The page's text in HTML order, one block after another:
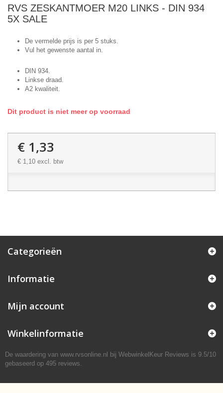
RVS ZESKANTMOER M20 LINKS - DIN 934
5X SALE
De vermelde prijs is per 5 stuks.
Vul het gewenste aantal in.
DIN 934.
Linkse draad.
A2 kwaliteit.
Dit product is niet meer op voorraad
€ 1,33
€ 1,10 excl. btw
Categorieën
Informatie
Mijn account
Winkelinformatie
De waardering van www.rvsonline.nl bij WebwinkelKeur Reviews is 9.5/10
gebaseerd op 495 reviews.